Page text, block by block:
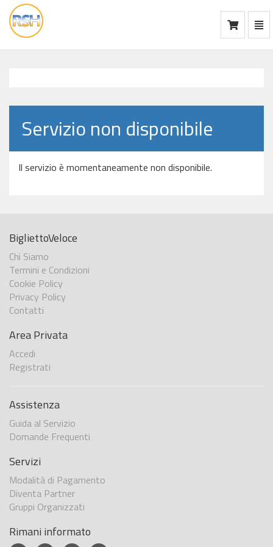
vai
alla
Servizio non disponibile
Il servizio è momentaneamente non disponibile.
BigliettoVeloce
Chi Siamo
Termini e Condizioni
Cookie Policy
Privacy Policy
Contatti
Area Privata
Accedi
Registrati
Assistenza
Guida al Servizio
Domande Frequenti
Servizi
Modalità di Pagamento
Diventa Partner
Gruppi Organizzati
Rimani informato